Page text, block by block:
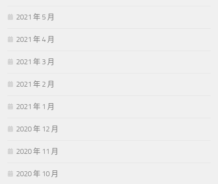
2021 年 5 月
2021 年 4 月
2021 年 3 月
2021 年 2 月
2021 年 1 月
2020 年 12 月
2020 年 11 月
2020 年 10 月